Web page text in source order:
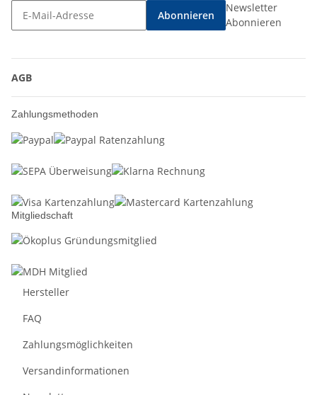
Abonnieren
Newsletter
Abonnieren
AGB
Zahlungsmethoden
Mitgliedschaft
Hersteller
FAQ
Zahlungsmöglichkeiten
Versandinformationen